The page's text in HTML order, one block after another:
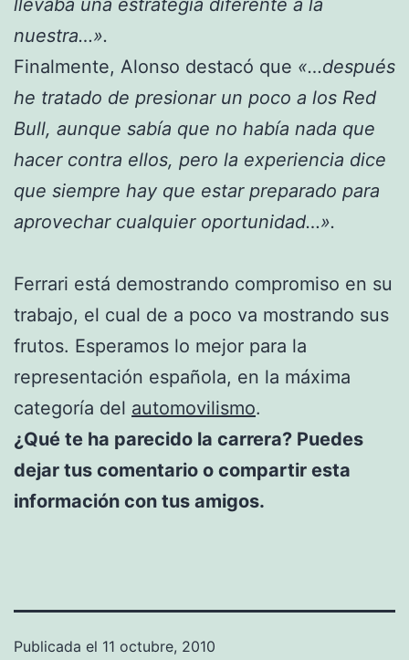
nuestra…».
Finalmente, Alonso destacó que «…después
he tratado de presionar un poco a los Red
Bull, aunque sabía que no había nada que
hacer contra ellos, pero la experiencia dice
que siempre hay que estar preparado para
aprovechar cualquier oportunidad…».
Ferrari está demostrando compromiso en su
trabajo, el cual de a poco va mostrando sus
frutos. Esperamos lo mejor para la
representación española, en la máxima
categoría del automovilismo.
¿Qué te ha parecido la carrera? Puedes
dejar tus comentario o compartir esta
información con tus amigos.
Publicada el 11 octubre, 2010